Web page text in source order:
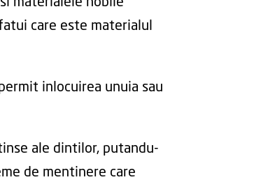
materialele nobile
care este materialul
inlocuirea unuia sau
ale dintilor, putandu-
de mentinere care